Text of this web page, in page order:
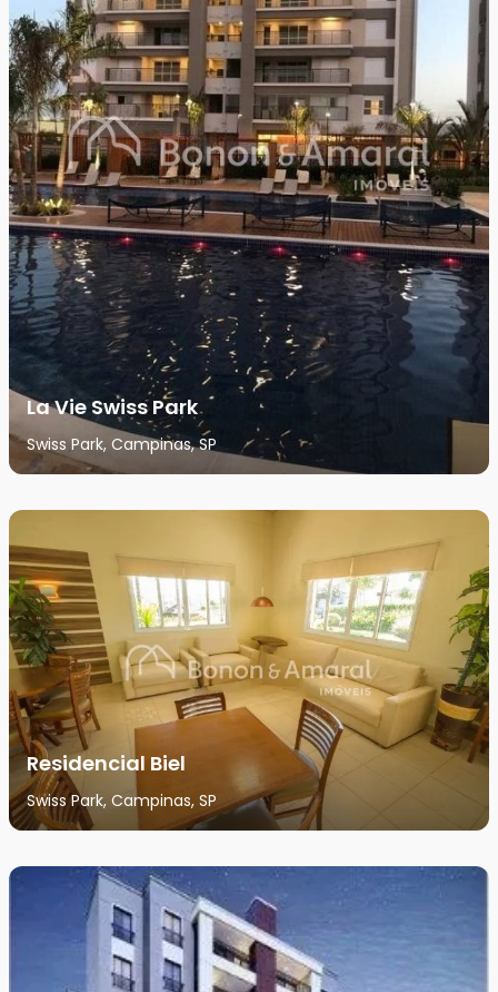
La Vie Swiss Park
Swiss Park, Campinas, SP
Residencial Biel
Swiss Park, Campinas, SP